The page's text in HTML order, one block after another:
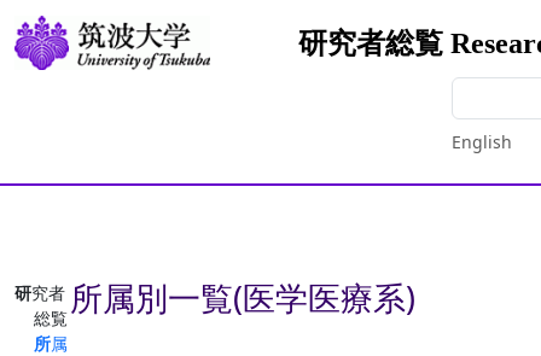
研究者総覧
English
研究者
総覧
所属
所属別一覧(医学医療系)